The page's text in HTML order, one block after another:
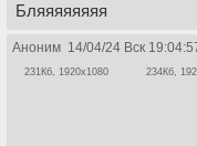
Бляяяяяяяя
Аноним 14/04/24 Вск
231Кб, 1920x1080 234Кб,